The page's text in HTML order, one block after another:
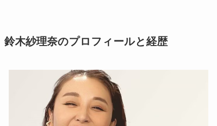
鈴木紗理奈のプロフィールと経歴